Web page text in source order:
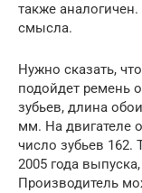
также
смысла.
Нужно сказать,
подойдет ремень
зубьев, длина
мм. На двигателе
число зубьев 162.
2005 года
Производитель